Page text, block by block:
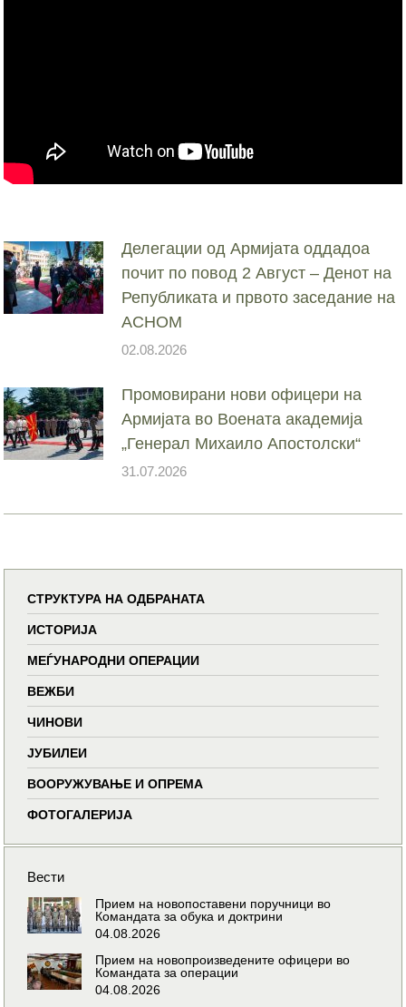
Делегации од Армијата оддадоа
почит по повод 2 Август – Денот на
Републиката и првото заседание на
АСНОМ
02.08.2026
Промовирани нови офицери на
Армијата во Воената академија
„Генерал Михаило Апостолски“
31.07.2026
СТРУКТУРА НА ОДБРАНАТА
ИСТОРИЈА
МЕЃУНАРОДНИ ОПЕРАЦИИ
ВЕЖБИ
ЧИНОВИ
ЈУБИЛЕИ
ВООРУЖУВАЊЕ И ОПРЕМА
ФОТОГАЛЕРИЈА
Вести
Прием на новопоставени поручници во
Командата за обука и доктрини
04.08.2026
Прием на новопроизведените офицери во
Командата за операции
04.08.2026